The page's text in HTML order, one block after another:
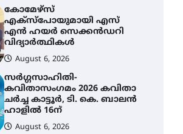
കോമേഴ്സ്
എക്സ്പോയുമായി എസ്
എൻ ഹയർ സെക്കൻഡറി
വിദ്യാർത്ഥികൾ
August 6, 2026
സർഗ്ഗസാഹിതി-
കവിതാസംഗമം 2026 കവിതാ
ചർച്ച കാട്ടൂർ, ടി. കെ. ബാലൻ
ഹാളിൽ 16ന്
August 6, 2026